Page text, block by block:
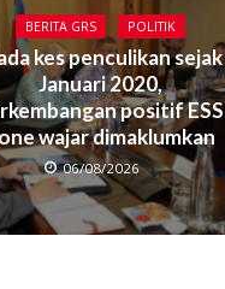
BERITA GRS POLITIK
kes penculikan sejak
Januari 2020,
positif ESS
wajar dimaklumkan
06/08/2026